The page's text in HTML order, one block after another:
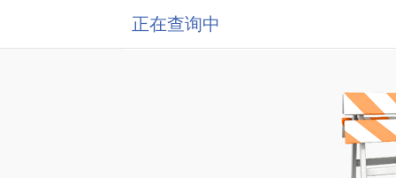
正在查询中